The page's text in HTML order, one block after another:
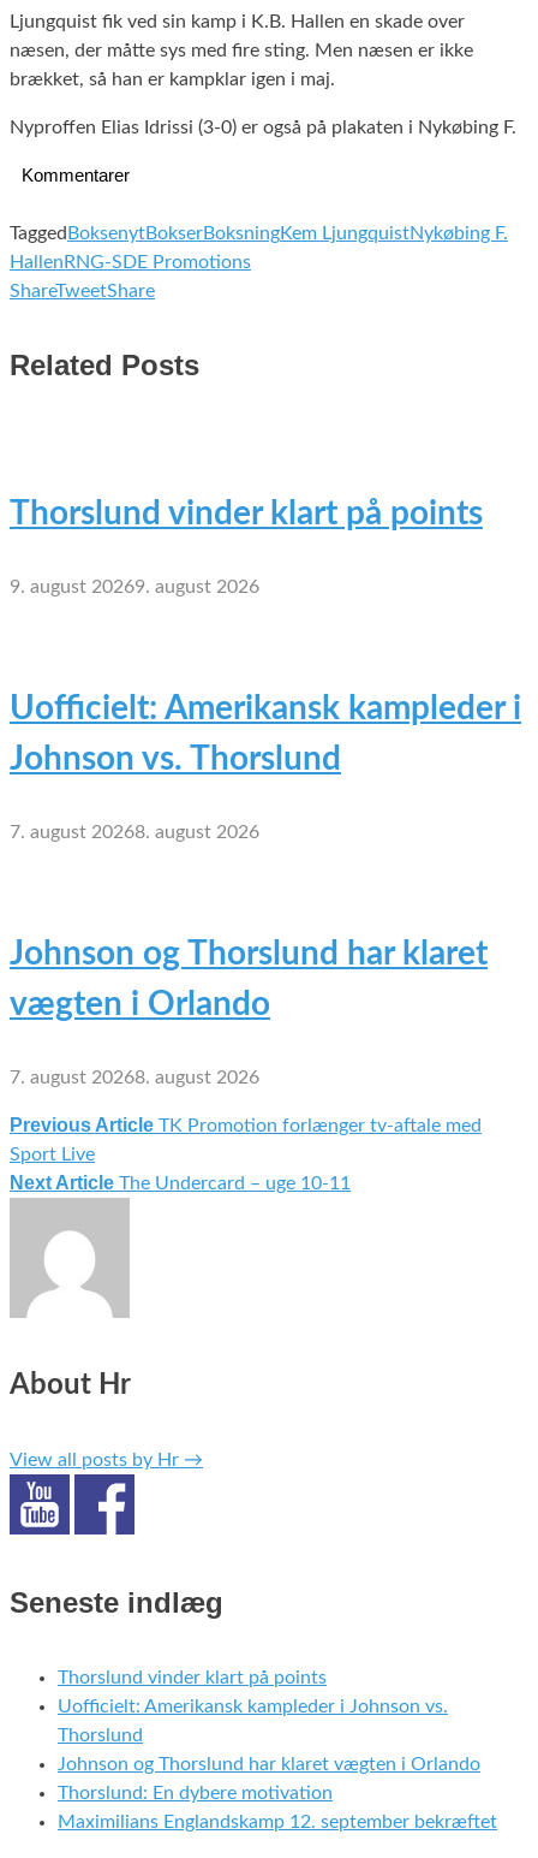
Ljungquist fik ved sin kamp i K.B. Hallen en skade over
næsen, der måtte sys med fire sting. Men næsen er ikke
brækket, så han er kampklar igen i maj.
Nyproffen Elias Idrissi (3-0) er også på plakaten i Nykøbing F.
Kommentarer
Tagged BoksenytBokserBoksningKem LjungquistNykøbing F.
Hallen RNG-SDE Promotions
ShareTweetShare
Related Posts
Thorslund vinder klart på points
9. august 20269. august 2026
Uofficielt: Amerikansk kampleder i
Johnson vs. Thorslund
7. august 20268. august 2026
Johnson og Thorslund har klaret
vægten i Orlando
7. august 20268. august 2026
Indlægsnavigation
Previous Article TK Promotion forlænger tv-aftale med
Sport Live
Next Article The Undercard – uge 10-11
About Hr
View all posts by Hr →
Seneste indlæg
Thorslund vinder klart på points
Uofficielt: Amerikansk kampleder i Johnson vs.
Thorslund
Johnson og Thorslund har klaret vægten i Orlando
Thorslund: En dybere motivation
Maximilians Englandskamp 12. september bekræftet